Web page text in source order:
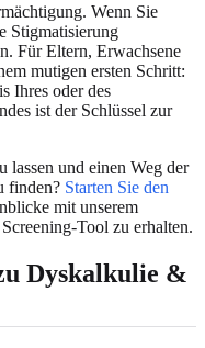
Wenn Sie
Stigmatisierung
Für Eltern, Erwachsene
mutigen ersten Schritt:
Ihres oder des
ist der Schlüssel zur
lassen und einen Weg der
finden? Starten Sie den
mit unserem
Tool zu erhalten.
Dyskalkulie &